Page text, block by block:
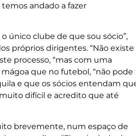
temos andado a fazer
único clube de que sou sócio”,
próprios dirigentes. “Não existe
processo, “mas com uma
que no futebol, “não pode
e que os sócios entendam
difícil e acredito que até
brevemente, num espaço de